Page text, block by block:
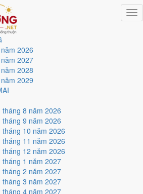
2026
2027
2028
2029
tháng 8 năm 2026
tháng 9 năm 2026
tháng 10 năm 2026
tháng 11 năm 2026
tháng 12 năm 2026
tháng 1 năm 2027
tháng 2 năm 2027
tháng 3 năm 2027
tháng 4 năm 2027
Ngọ)
30/10/2011
- Ngày 4/10 âm
tốt hay xấu?
(Chủ Nhật) là ngày 4/10/2011 âm lịch
Can, Trực Nguy, Sao Tinh, nạp âm Thiên
làNgày Bình Hòa